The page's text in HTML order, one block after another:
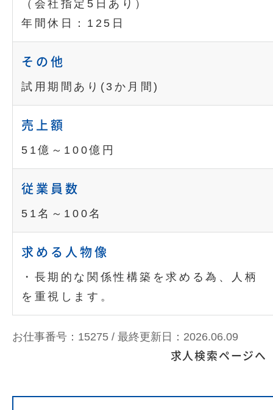
（会社指定5日あり）
年間休日：125日
その他
試用期間あり(3か月間)
売上額
51億～100億円
従業員数
51名～100名
求める人物像
・長期的な関係性構築を求める為、人柄
を重視します。
お仕事番号：15275 / 最終更新日：2026.06.09
求人検索ページへ